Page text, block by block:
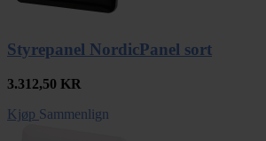
Styrepanel NordicPanel sort
3.312,50 KR
Kjøp Sammenlign